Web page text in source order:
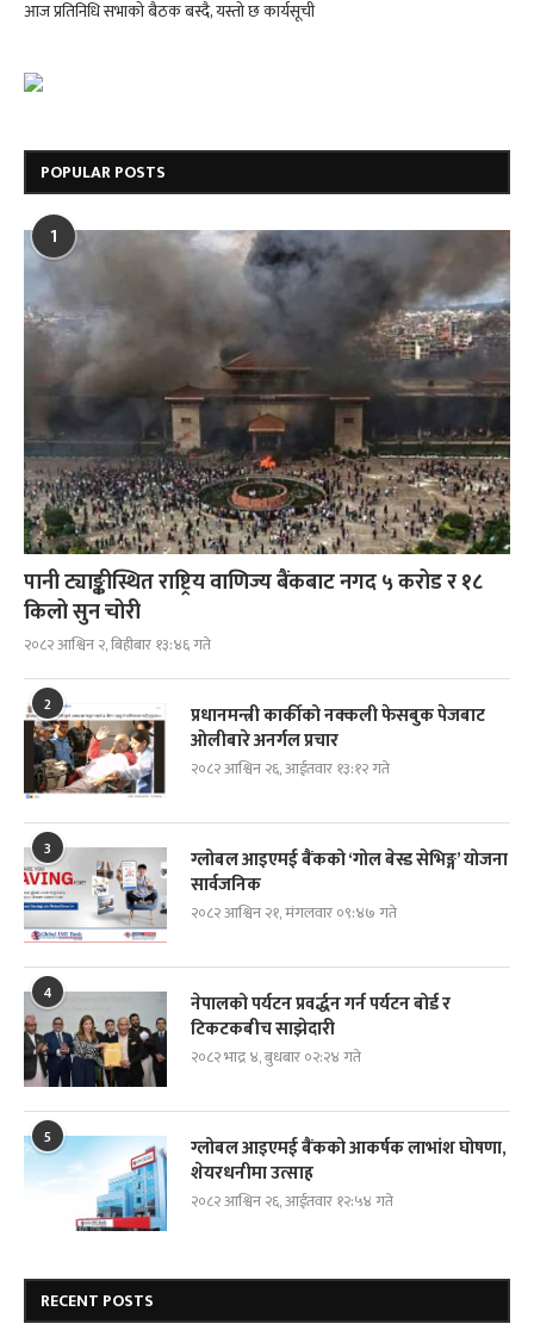
आज प्रतिनिधि सभाको बैठक बस्दै, यस्तो छ कार्यसूची
POPULAR POSTS
1
पानी ट्याङ्कीस्थित राष्ट्रिय वाणिज्य बैंकबाट नगद ५ करोड र १८
किलो सुन चोरी
२०८२ आश्विन २, बिहीबार १३:४६ गते
2
प्रधानमन्त्री कार्कीको नक्कली फेसबुक पेजबाट
ओलीबारे अनर्गल प्रचार
२०८२ आश्विन २६, आईतवार १३:१२ गते
3
ग्लोबल आइएमई बैंकको ‘गोल बेस्ड सेभिङ्ग’ योजना
सार्वजनिक
२०८२ आश्विन २१, मंगलवार ०९:४७ गते
4
नेपालको पर्यटन प्रवर्द्धन गर्न पर्यटन बोर्ड र
टिकटकबीच साझेदारी
२०८२ भाद्र ४, बुधबार ०२:२४ गते
5
ग्लोबल आइएमई बैंकको आकर्षक लाभांश घोषणा,
शेयरधनीमा उत्साह
२०८२ आश्विन २६, आईतवार १२:५४ गते
RECENT POSTS